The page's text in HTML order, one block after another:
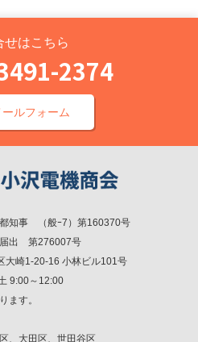
せはこちら
2374
ールフォーム
都知事 （般ｰ7）第160370号
届出 第276007号
大崎1-20-16 小林ビル101号
9:00～12:00
ます。
、大田区、世田谷区